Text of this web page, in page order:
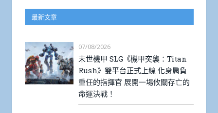
最新文章
07/08/2026
末世機甲 SLG《機甲突襲：Titan
Rush》雙平台正式上線 化身肩負
重任的指揮官 展開一場攸關存亡的
命運決戰！